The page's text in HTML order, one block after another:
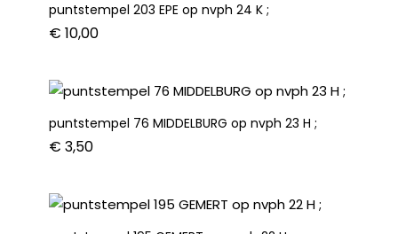
puntstempel 203 EPE op nvph 24 K ;
€ 10,00
puntstempel 76 MIDDELBURG op nvph 23 H ;
€ 3,50